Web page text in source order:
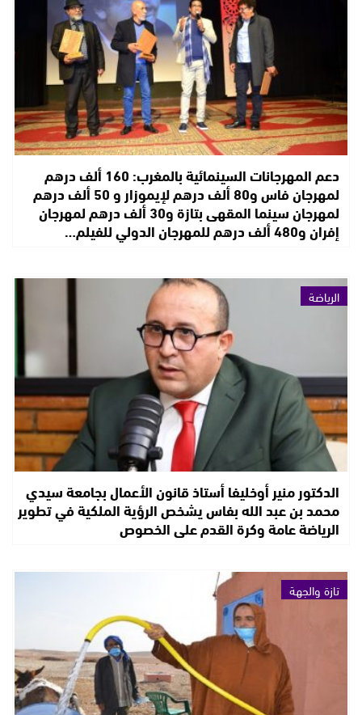
دعم المهرجانات السينمائية بالمغرب: 160 ألف درهم
لمهرجان فاس و80 ألف درهم لإيموزار و 50 ألف درهم
لمهرجان سينما المقهى بتازة و30 ألف درهم لمهرجان
إفران و480 ألف درهم للمهرجان الدولي للفيلم…
الرياضة
الدكتور منير أوخليفا أستاذ قانون الأعمال بجامعة سيدي
محمد بن عبد الله بفاس يشخص الرؤية الملكية في تطوير
الرياضة عامة وكرة القدم على الخصوص
تازة والجهة